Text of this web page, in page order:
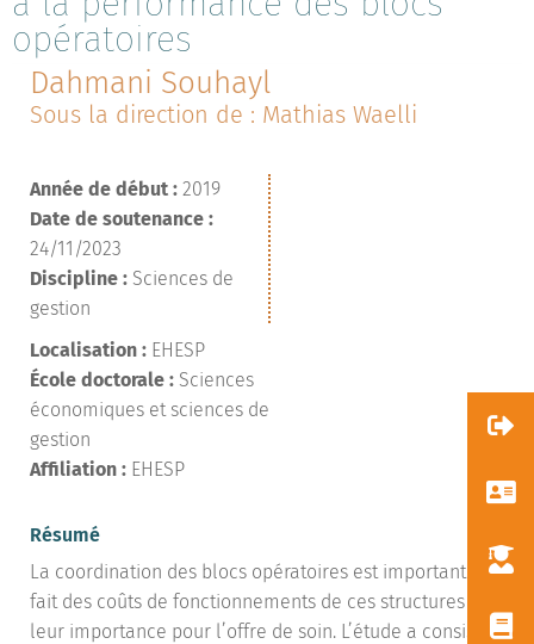
opératoires
Dahmani Souhayl
Sous la direction de : Mathias Waelli
Année de début : 2019
Date de soutenance :
24/11/2023
Discipline : Sciences de
gestion
Localisation : EHESP
École doctorale : Sciences
économiques et sciences de
gestion
Affiliation : EHESP
Résumé
La coordination des blocs opératoires est importante du
fait des coûts de fonctionnements de ces structures et
leur importance pour l’offre de soin. L’étude a consisté